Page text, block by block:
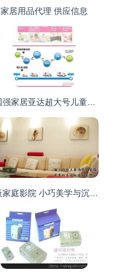
家居用品代理 供应信息